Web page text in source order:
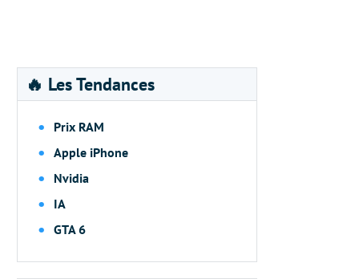
🔥 Les Tendances
Prix RAM
Apple iPhone
Nvidia
IA
GTA 6